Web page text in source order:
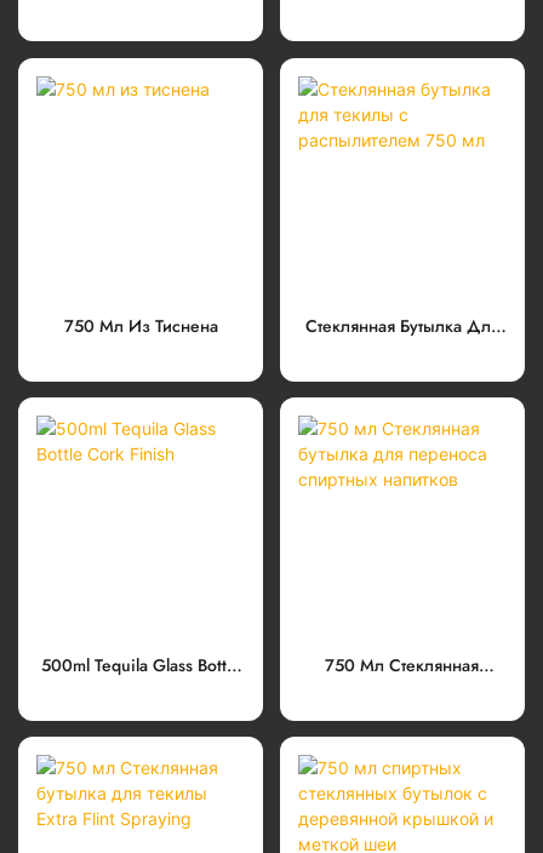
Объемом 750 Мл
Стеклянная Бутылка С
Винтовой Отделкой
750 Мл Из Тиснена
Стеклянная Бутылка Для
750 Мл
500ml Tequila Glass Bottle
750 Мл Стеклянная
Спиртных Напитков